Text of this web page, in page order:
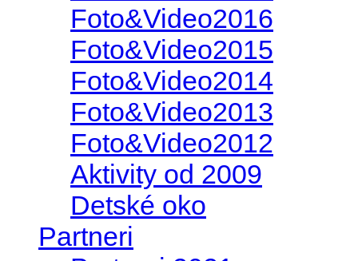
Foto&Video2016
Foto&Video2015
Foto&Video2014
Foto&Video2013
Foto&Video2012
Aktivity od 2009
Detské oko
Partneri